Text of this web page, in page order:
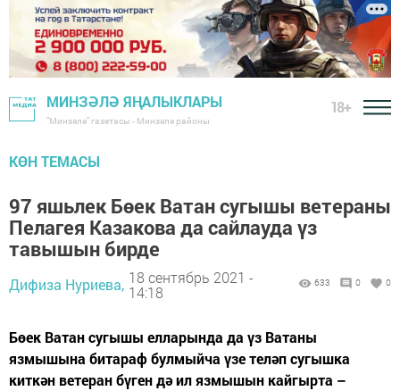
МИНЗӘЛӘ ЯҢАЛЫКЛАРЫ
"Минзәлә" газетасы - Минзәлә районы
18+
КӨН ТЕМАСЫ
97 яшьлек Бөек Ватан сугышы ветераны
Пелагея Казакова да сайлауда үз
тавышын бирде
Дифиза Нуриева, 18 сентябрь 2021 -
14:18
633 0 0
Бөек Ватан сугышы елларында да үз Ватаны
язмышына битараф булмыйча үзе теләп сугышка
киткән ветеран бүген дә ил язмышын кайгырта –